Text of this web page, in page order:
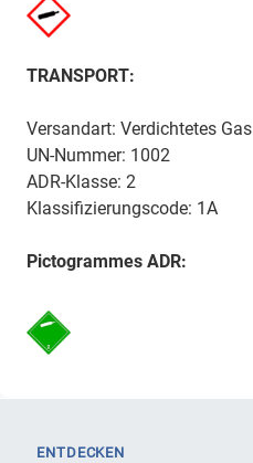
TRANSPORT:
Versandart: Verdichtetes Gas
UN-Nummer: 1002
ADR-Klasse: 2
Klassifizierungscode: 1A
Pictogrammes ADR:
ENTDECKEN